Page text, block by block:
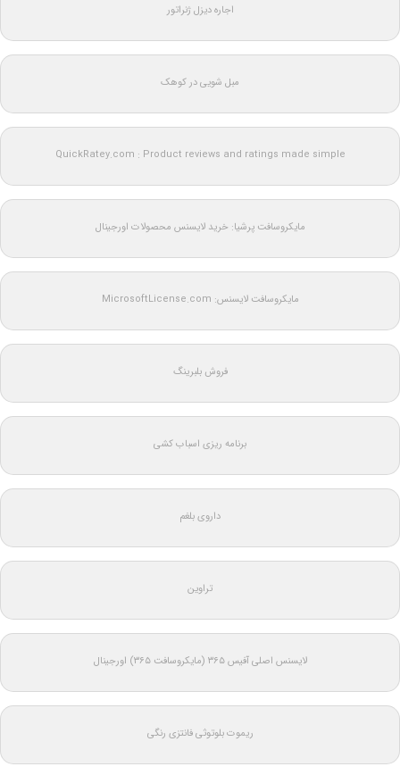
اجاره دیزل ژنراتور
مبل شویی در کوهک
QuickRatey.com : Product reviews and ratings made simple
مایکروسافت پرشیا: خرید لایسنس محصولات اورجینال
مایکروسافت لایسنس: MicrosoftLicense.com
فروش بلبرینگ
برنامه ریزی اسباب کشی
داروی بلغم
تراوین
لایسنس اصلی آفیس ۳۶۵ (مایکروسافت ۳۶۵) اورجینال
ریموت بلوتوثی فانتزی رنگی